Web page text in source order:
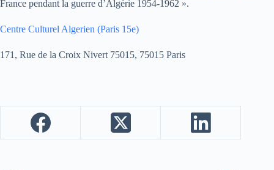
France pendant la guerre d’Algérie 1954-1962 ».
Centre Culturel Algerien (Paris 15e)
171, Rue de la Croix Nivert 75015, 75015 Paris